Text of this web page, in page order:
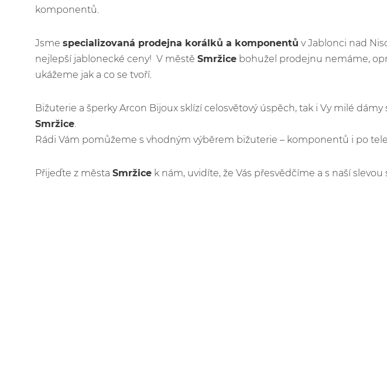
komponentů.
Jsme specializovaná prodejna korálků a komponentů v Jablonci nad
nejlepší jablonecké ceny! V městě Smržice bohužel prodejnu nemáme,
ukážeme jak a co se tvoří.
Bižuterie a šperky Arcon Bijoux sklízí celosvětový úspěch, tak i Vy milé
Smržice.
Rádi Vám pomůžeme s vhodným výběrem bižuterie – komponentů i po
Přijeďte z města Smržice k nám, uvidíte, že Vás přesvědčíme a s naší